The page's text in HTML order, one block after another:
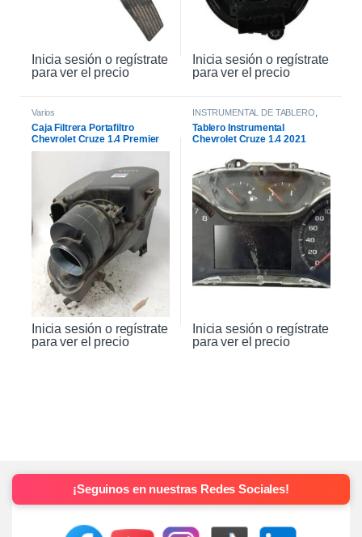
Inicia sesión o regístrate
para ver el precio
Inicia sesión o regístrate
para ver el precio
Varios
Caja Filtrera Portafiltro
Chevrolet Cruze 1.4 Premier
19/21
Inicia sesión o regístrate
para ver el precio
INSTRUMENTAL DE TABLERO
Tablero Instrumental
Chevrolet Cruze 1.4 2021
Inicia sesión o regístrate
para ver el precio
¡Seguinos en nuestras Redes Sociales!